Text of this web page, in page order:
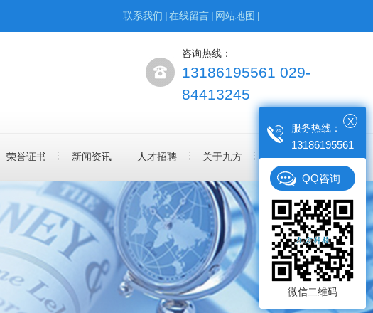
联系我们 |在线留言 | 网站地图 |
咨询热线：
13186195561 029-
84413245
荣誉证书 新闻资讯 人才招聘 关于九方
X
服务热线：
13186195561
QQ咨询
微信二维码